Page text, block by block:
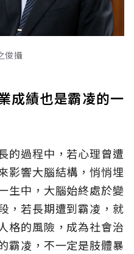
俊攝
成績也是霸凌的一
的過程中，若心理曾遭
影響大腦結構，悄悄埋
生中，大腦始終處於變
，若長期遭到霸凌，就
格的風險，成為社會治
霸凌，不一定是肢體暴